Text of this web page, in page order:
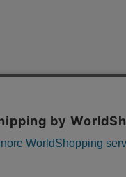
採用情報